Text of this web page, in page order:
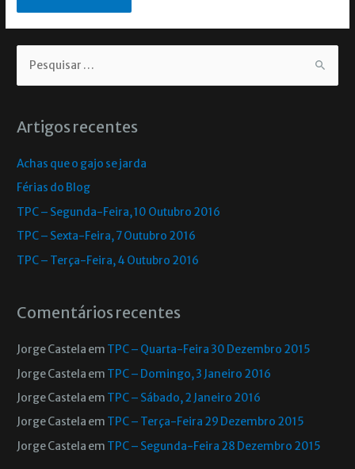
Artigos recentes
Achas que o gajo se jarda
Férias do Blog
TPC – Segunda-Feira, 10 Outubro 2016
TPC – Sexta-Feira, 7 Outubro 2016
TPC – Terça-Feira, 4 Outubro 2016
Comentários recentes
Jorge Castela em TPC – Quarta-Feira 30 Dezembro 2015
Jorge Castela em TPC – Domingo, 3 Janeiro 2016
Jorge Castela em TPC – Sábado, 2 Janeiro 2016
Jorge Castela em TPC – Terça-Feira 29 Dezembro 2015
Jorge Castela em TPC – Segunda-Feira 28 Dezembro 2015